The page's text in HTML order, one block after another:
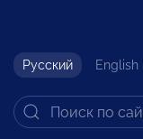
Русский English